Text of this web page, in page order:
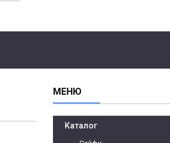
Каталог